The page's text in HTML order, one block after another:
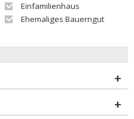
Einfamilienhaus
Ehemaliges Bauerngut